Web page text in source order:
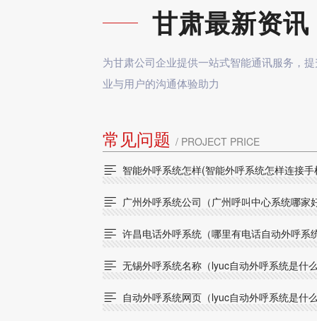
甘肃最新资讯
为甘肃公司企业提供一站式智能通讯服务，
业与用户的沟通体验助力
常见问题 / PROJECT PRICE
 智能外呼系统怎样(智能外呼系统怎样连接手
 广州外呼系统公司（广州呼叫中心系统哪家
 许昌电话外呼系统（哪里有电话自动外呼系
 无锡外呼系统名称（lyuc自动外呼系统是什
 自动外呼系统网页（lyuc自动外呼系统是什